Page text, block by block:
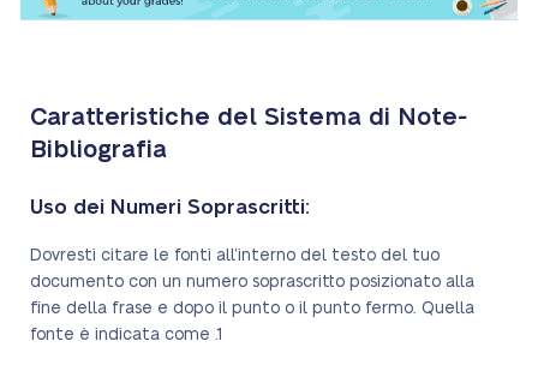
Caratteristiche del Sistema di Note-
Bibliografia
Uso dei Numeri Soprascritti:
Dovresti citare le fonti all’interno del testo del tuo
documento con un numero soprascritto posizionato alla
fine della frase e dopo il punto o il punto fermo. Quella
fonte è indicata come .1